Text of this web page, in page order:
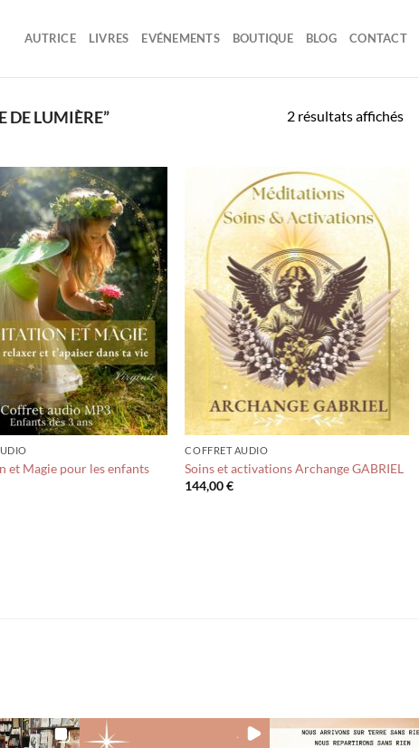
AUTRICE LIVRES EVÉNEMENTS BOUTIQUE BLOG CONTACT
DE LUMIÈRE” 2 résultats affichésTrié
et Magie pour les enfants
COFFRET AUDIO
Soins et activations Archange GABRIEL
144,00€